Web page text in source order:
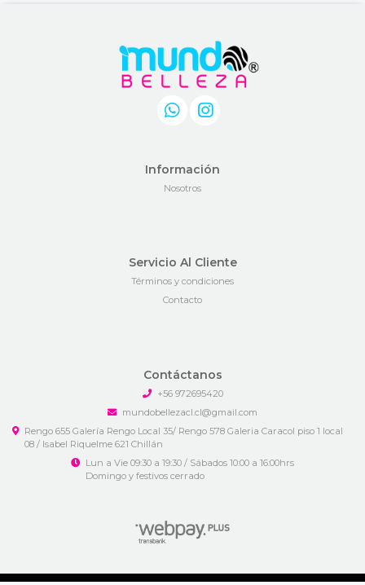
Información
Nosotros
Servicio Al Cliente
Términos y condiciones
Contacto
Contáctanos
+56 972695420
mundobellezacl.cl@gmail.com
Rengo 655 Galería Rengo Local 35/ Rengo 578 Galeria Caracol piso 1 local
08 / Isabel Riquelme 621 Chillán
Lun a Vie 09:30 a 19:30 / Sábados 10:00 a 16:00hrs
Domingo y festivos cerrado